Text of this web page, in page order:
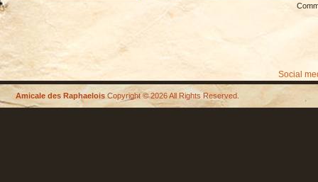
Social
Amicale des Raphaelois Copyright © 2026 All Rights Reserved.